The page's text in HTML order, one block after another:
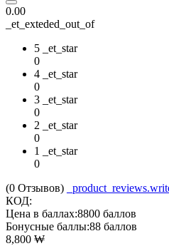
0.00
_et_exteded_out_of
5 _et_star
0
4 _et_star
0
3 _et_star
0
2 _et_star
0
1 _et_star
0
(0 Отзывов)
КОД:
Цена в баллах:8800 баллов
Бонусные баллы:88 баллов
8,800 ₩